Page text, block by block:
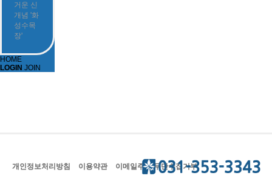
거운 신
개념 '화
성수목
장'
HOME
LOGIN JOIN
개인정보처리방침 이용약관 이메일주소 무단수집거부